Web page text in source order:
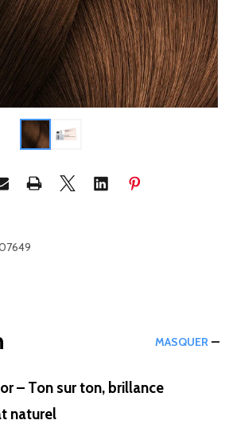
MASQUER
– Ton sur ton, brillance
naturel